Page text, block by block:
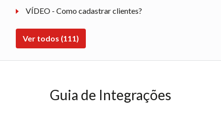
VÍDEO - Como cadastrar clientes?
Ver todos (111)
Guia de Integrações